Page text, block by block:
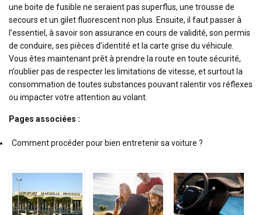
une boite de fusible ne seraient pas superflus, une trousse de
secours et un gilet fluorescent non plus. Ensuite, il faut passer à
l’essentiel, à savoir son assurance en cours de validité, son permis
de conduire, ses pièces d’identité et la carte grise du véhicule.
Vous êtes maintenant prêt à prendre la route en toute sécurité,
n’oublier pas de respecter les limitations de vitesse, et surtout la
consommation de toutes substances pouvant ralentir vos réflexes
ou impacter votre attention au volant.
Pages associées :
Comment procéder pour bien entretenir sa voiture ?